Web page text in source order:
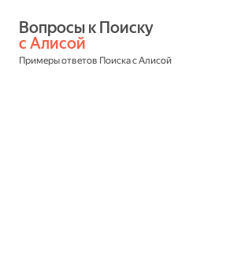
с Алисой
Примеры ответов Поиска с Алисой